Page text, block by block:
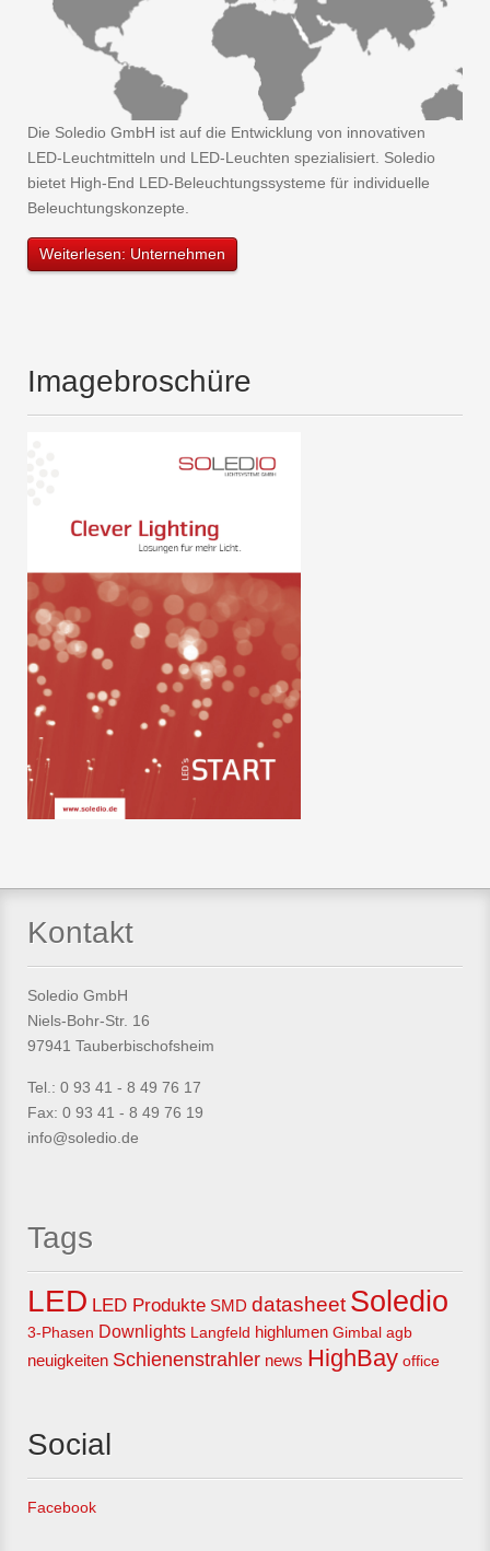
Die Soledio GmbH ist auf die Entwicklung von innovativen
LED-Leuchtmitteln und LED-Leuchten spezialisiert. Soledio
bietet High-End LED-Beleuchtungssysteme für individuelle
Beleuchtungskonzepte.
Weiterlesen: Unternehmen
Imagebroschüre
Kontakt
Soledio GmbH
Niels-Bohr-Str. 16
97941 Tauberbischofsheim
Tel.: 0 93 41 - 8 49 76 17
Fax: 0 93 41 - 8 49 76 19
info@soledio.de
Tags
LED LED Produkte SMD datasheet Soledio
3-Phasen Downlights Langfeld highlumen Gimbal agb
neuigkeiten Schienenstrahler news HighBay office
Social
Facebook